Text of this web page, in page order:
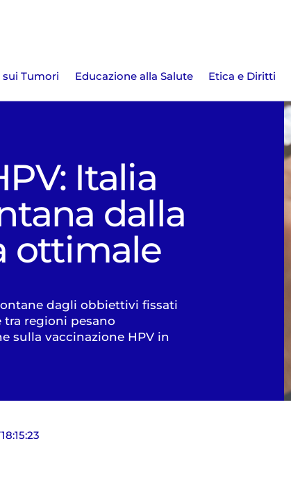
sui Tumori Educazione alla Salute Etica e Diritti
Italia
dalla
ottimale
dagli obbiettivi fissati
tra regioni pesano
sulla vaccinazione HPV in